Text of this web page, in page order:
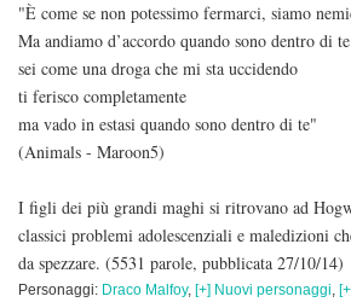
"È come se non potessimo fermarci, siamo
Ma andiamo d’accordo quando sono dentro di te
sei come una droga che mi sta uccidendo
ti ferisco completamente
ma vado in estasi quando sono dentro di te"
(Animals - Maroon5)
I figli dei più grandi maghi si ritrovano ad
classici problemi adolescenziali e maledizioni
da spezzare. (5531 parole, pubblicata 27/10/14)
Personaggi: Draco Malfoy, [+] Nuovi personaggi,